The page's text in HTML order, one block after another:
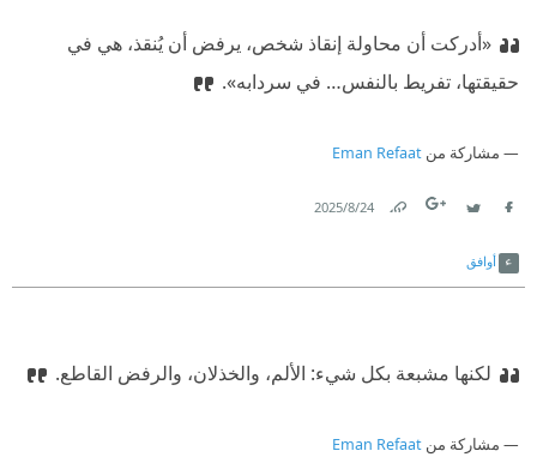
«أدركت أن محاولة إنقاذ شخص، يرفض أن يُنقذ، هي في
حقيقتها، تفريط بالنفس… في سردابه».‏
مشاركة من Eman Refaat
24‏/8‏/2025
أوافق
لكنها مشبعة بكل شيء: الألم، والخذلان، والرفض القاطع.‏
مشاركة من Eman Refaat